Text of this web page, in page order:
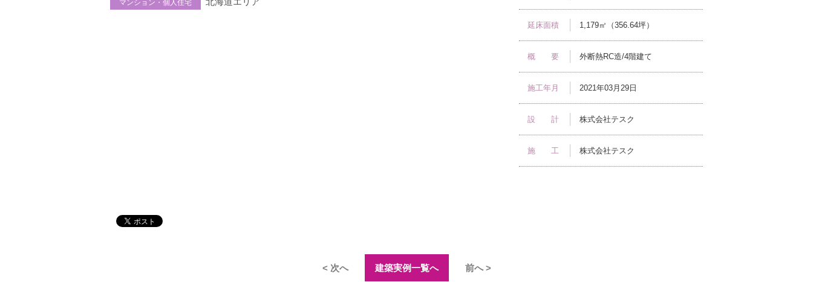
マンション・個人住宅
延床面積 1,179㎡（356.64坪）
概 要 外断熱RC造/4階建て
施工年月 2021年03月29日
設 計 株式会社テスク
施 工 株式会社テスク
< 次へ 建築実例一覧へ 前へ >